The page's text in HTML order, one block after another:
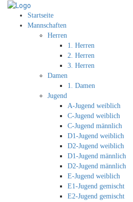
Startseite
Mannschaften
Herren
1. Herren
2. Herren
3. Herren
Damen
1. Damen
Jugend
A-Jugend weiblich
C-Jugend weiblich
C-Jugend männlich
D1-Jugend weiblich
D2-Jugend weiblich
D1-Jugend männlich
D2-Jugend männlich
E-Jugend weiblich
E1-Jugend gemischt
E2-Jugend gemischt